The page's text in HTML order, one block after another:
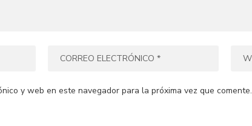
y web en este navegador para la próxima vez que comente.